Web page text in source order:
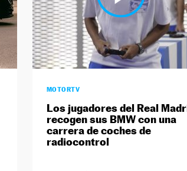
MOTORTV
Los jugadores del Real
recogen sus BMW con una
carrera de coches de
radiocontrol